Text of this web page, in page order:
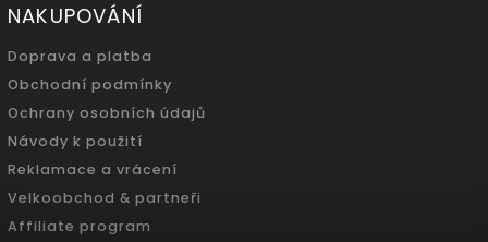
NAKUPOVÁNÍ
Doprava a platba
Obchodní podmínky
Ochrany osobních údajů
Návody k použití
Reklamace a vrácení
Velkoobchod & partneři
Affiliate program